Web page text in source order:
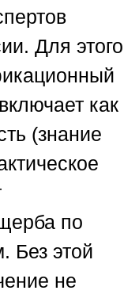
Для этого
как
(знание
по
Без этой
не